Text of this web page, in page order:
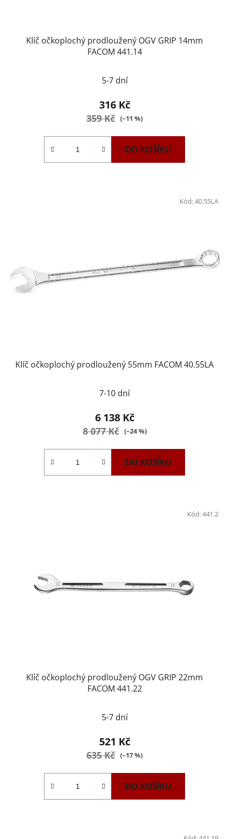
Klíč očkoplochý prodloužený OGV GRIP 14mm
FACOM 441.14
5-7 dní
316 Kč
359 Kč (–11 %)
DO KOŠÍKU
Klíč očkoplochý prodloužený 55mm FACOM 40.55LA
7-10 dní
6 138 Kč
8 077 Kč (–24 %)
DO KOŠÍKU
Kód:40.55LA
Klíč očkoplochý prodloužený OGV GRIP 22mm
FACOM 441.22
5-7 dní
521 Kč
635 Kč (–17 %)
DO KOŠÍKU
Kód:441.2